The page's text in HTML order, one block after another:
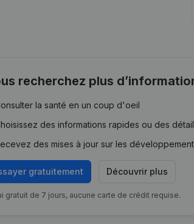
recherchez plus
la santé en un coup d'oeil
des informations rapides ou des
des mises à jour sur les
gratuitement Découvrir plus
gratuit de 7 jours, aucune carte de crédit requise.